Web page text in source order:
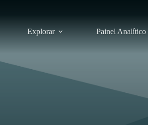
Explorar Painel Analítico